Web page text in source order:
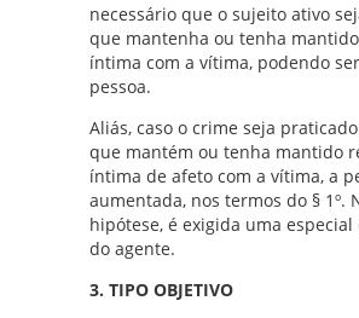
necessário que o sujeito ativo
que mantenha ou tenha
íntima com a vítima, podendo
pessoa.
Aliás, caso o crime seja
que mantém ou tenha mantido
íntima de afeto com a vítima, a
aumentada, nos termos do § 1º.
hipótese, é exigida uma
do agente.
3. TIPO OBJETIVO